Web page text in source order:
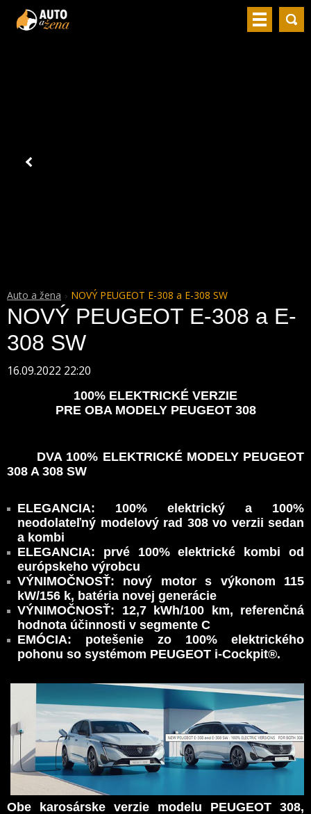
Auto a žena NOVÝ PEUGEOT E-308 a E-308 SW
NOVÝ PEUGEOT E-308 a E-
308 SW
16.09.2022 22:20
100% ELEKTRICKÉ VERZIE
PRE OBA MODELY PEUGEOT 308
DVA 100% ELEKTRICKÉ MODELY PEUGEOT
308 A 308 SW
ELEGANCIA: 100% elektrický a 100%
neodolateľný modelový rad 308 vo verzii sedan
a kombi
ELEGANCIA: prvé 100% elektrické kombi od
európskeho výrobcu
VÝNIMOČNOSŤ: nový motor s výkonom 115
kW/156 k, batéria novej generácie
VÝNIMOČNOSŤ: 12,7 kWh/100 km, referenčná
hodnota účinnosti v segmente C
EMÓCIA: potešenie zo 100% elektrického
pohonu so systémom PEUGEOT i-Cockpit®.
Obe karosárske verzie modelu PEUGEOT 308,